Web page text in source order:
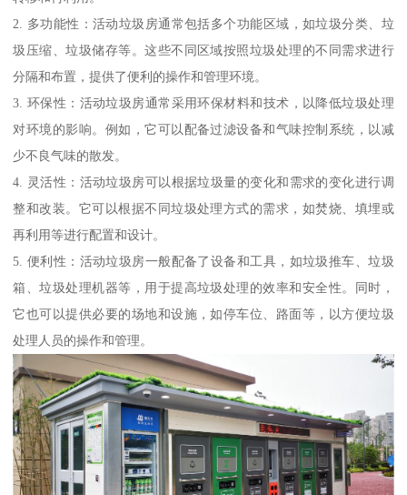
2. 多功能性：活动垃圾房通常包括多个功能区域，如垃圾分类、垃
圾压缩、垃圾储存等。这些不同区域按照垃圾处理的不同需求进行
分隔和布置，提供了便利的操作和管理环境。
3. 环保性：活动垃圾房通常采用环保材料和技术，以降低垃圾处理
对环境的影响。例如，它可以配备过滤设备和气味控制系统，以减
少不良气味的散发。
4. 灵活性：活动垃圾房可以根据垃圾量的变化和需求的变化进行调
整和改装。它可以根据不同垃圾处理方式的需求，如焚烧、填埋或
再利用等进行配置和设计。
5. 便利性：活动垃圾房一般配备了设备和工具，如垃圾推车、垃圾
箱、垃圾处理机器等，用于提高垃圾处理的效率和安全性。同时，
它也可以提供必要的场地和设施，如停车位、路面等，以方便垃圾
处理人员的操作和管理。